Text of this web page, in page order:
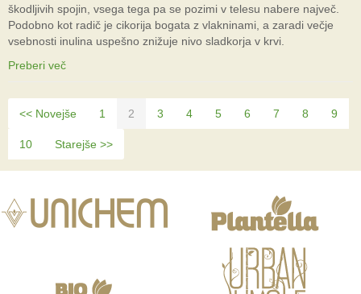
škodljivih spojin, vsega tega pa se pozimi v telesu nabere največ.
Podobno kot radič je cikorija bogata z vlakninami, a zaradi večje
vsebnosti inulina uspešno znižuje nivo sladkorja v krvi.
Preberi več
<< Novejše 1 2 3 4 5 6 7 8 9
10 Starejše >>